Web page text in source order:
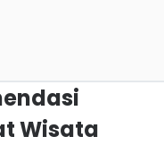
Wisata